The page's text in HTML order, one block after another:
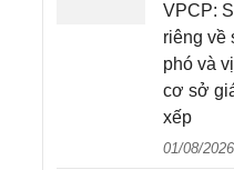
VPCP:
riêng về
phó và
cơ sở
xếp
01/08/2026